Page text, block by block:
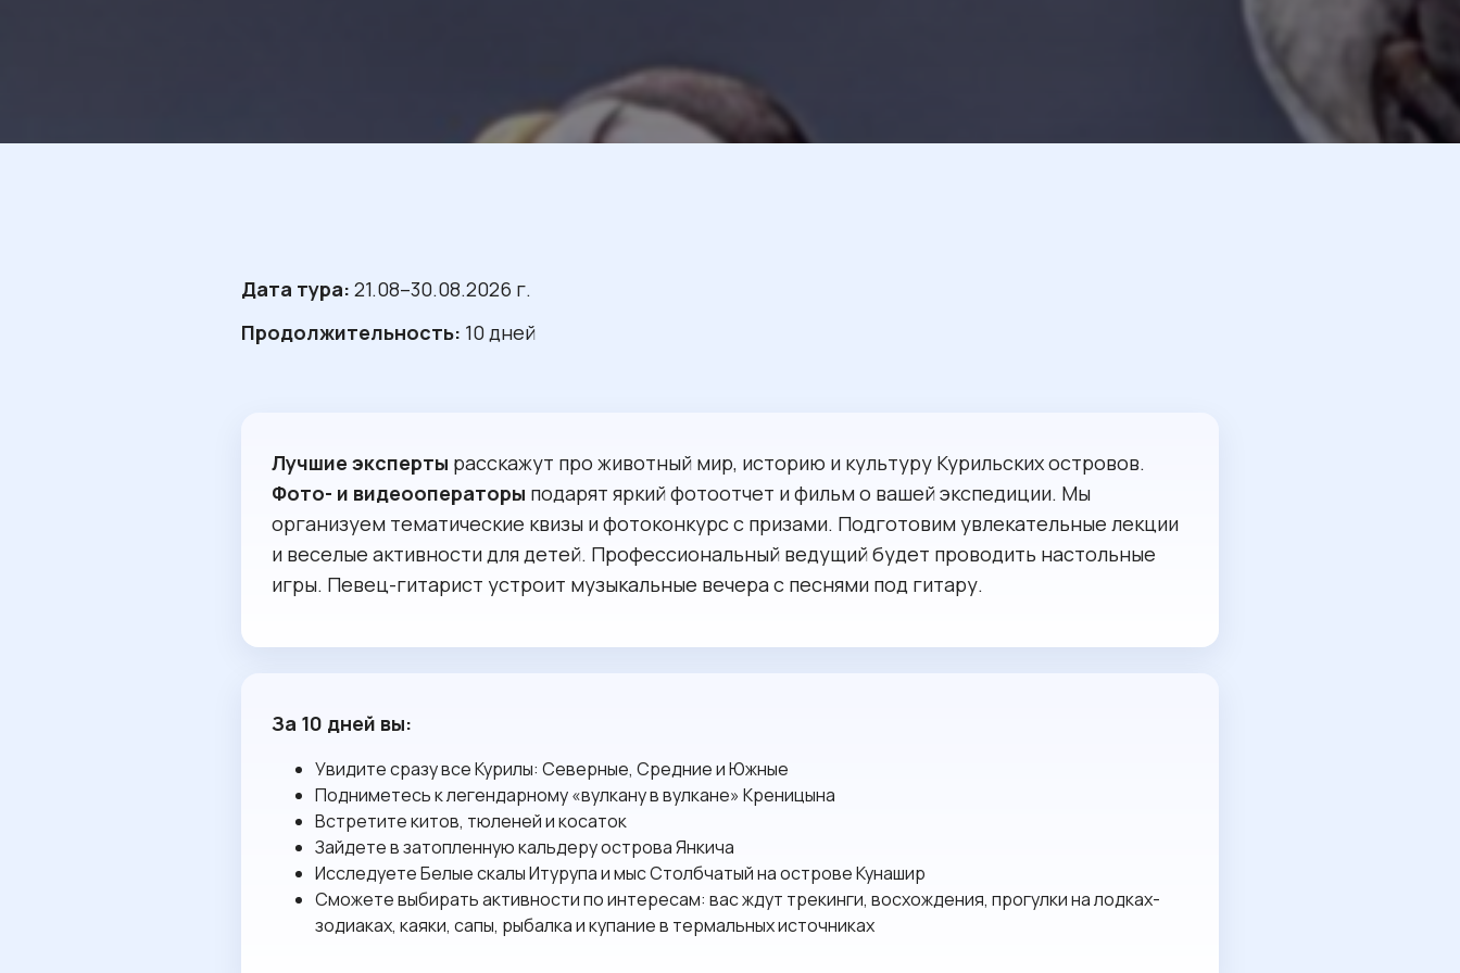
Дата тура: 21.08–30.08.2026 г.
Продолжительность: 10 дней
Лучшие эксперты расскажут про животный мир, историю и культуру Курильских островов.
Фото- и видеооператоры подарят яркий фотоотчет и фильм о вашей экспедиции. Мы
организуем тематические квизы и фотоконкурс с призами. Подготовим увлекательные лекции
и веселые активности для детей. Профессиональный ведущий будет проводить настольные
игры. Певец-гитарист устроит музыкальные вечера с песнями под гитару.
За 10 дней вы:
Увидите сразу все Курилы: Северные, Средние и Южные
Подниметесь к легендарному «вулкану в вулкане» Креницына
Встретите китов, тюленей и косаток
Зайдете в затопленную кальдеру острова Янкича
Исследуете Белые скалы Итурупа и мыс Столбчатый на острове Кунашир
Сможете выбирать активности по интересам: вас ждут трекинги, восхождения, прогулки на лодках-
зодиаках, каяки, сапы, рыбалка и купание в термальных источниках